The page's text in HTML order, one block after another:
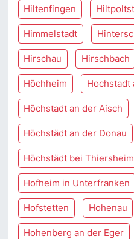
Hiltenfingen
Himmelstadt
Hirschau Hirschbach
Höchheim Hochstadt
Höchstadt an der Aisch
Höchstädt an der Donau
Höchstädt bei Thiersheim
Hofheim in Unterfranken
Hofstetten Hohenau
Hohenberg an der Eger